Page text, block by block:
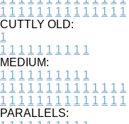
1 1 1 1 1 1 1 1 1 1 1 1 1 1
CUTTLY OLD:
1
1 1 1 1 1 1 1 1 1 1
MEDIUM:
1 1 1 1 1 1 1 1 1 1
1 1 1 1 1 1 1 1 1 1 1 1 1 1
1 1 1 1 1 1 1 1 1 1 1 1 1 1
PARALLELS: